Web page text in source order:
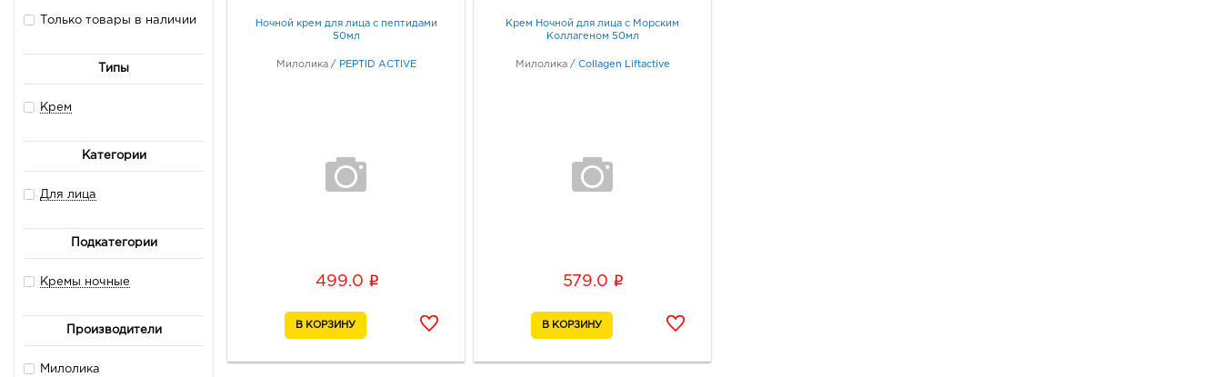
Только товары в наличии
Типы
Крем
Категории
Для лица
Подкатегории
Кремы ночные
Производители
Милолика
Ночной крем для лица с пептидами
50мл
Милолика / PEPTID ACTIVE
499.0 i
Крем Ночной для лица с Морским
Коллагеном 50мл
Милолика / Collagen Liftactive
579.0 i